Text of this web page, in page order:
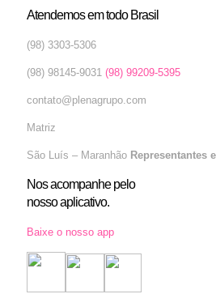
Atendemos em todo Brasil
(98) 3303-5306
(98) 98145-9031 (98) 99209-5395
contato@plenagrupo.com
Matriz
São Luís – Maranhão Representantes
Nos acompanhe pelo
nosso aplicativo.
Baixe o nosso app